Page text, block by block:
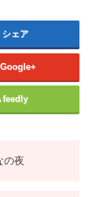
シェア
Google+
feedly
の夜